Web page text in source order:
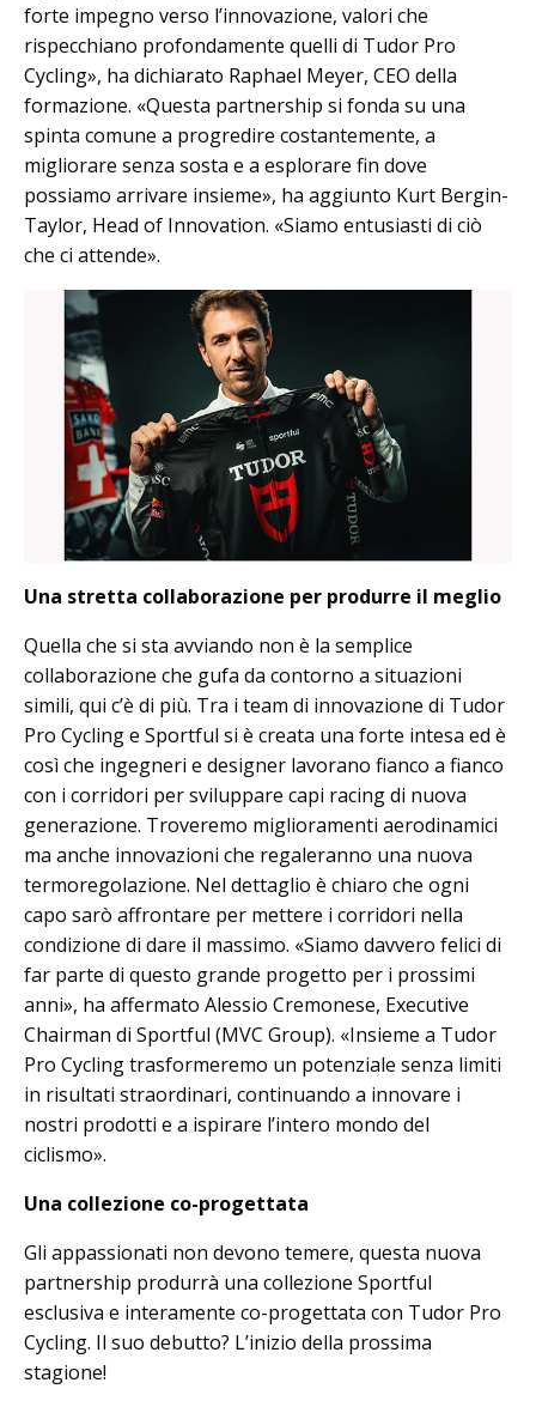
forte impegno verso l’innovazione, valori che
rispecchiano profondamente quelli di Tudor Pro
Cycling», ha dichiarato Raphael Meyer, CEO della
formazione. «Questa partnership si fonda su una
spinta comune a progredire costantemente, a
migliorare senza sosta e a esplorare fin dove
possiamo arrivare insieme», ha aggiunto Kurt Bergin-
Taylor, Head of Innovation. «Siamo entusiasti di ciò
che ci attende».
Una stretta collaborazione per produrre il meglio
Quella che si sta avviando non è la semplice
collaborazione che gufa da contorno a situazioni
simili, qui c’è di più. Tra i team di innovazione di Tudor
Pro Cycling e Sportful si è creata una forte intesa ed è
così che ingegneri e designer lavorano fianco a fianco
con i corridori per sviluppare capi racing di nuova
generazione. Troveremo miglioramenti aerodinamici
ma anche innovazioni che regaleranno una nuova
termoregolazione. Nel dettaglio è chiaro che ogni
capo sarò affrontare per mettere i corridori nella
condizione di dare il massimo. «Siamo davvero felici di
far parte di questo grande progetto per i prossimi
anni», ha affermato Alessio Cremonese, Executive
Chairman di Sportful (MVC Group). «Insieme a Tudor
Pro Cycling trasformeremo un potenziale senza limiti
in risultati straordinari, continuando a innovare i
nostri prodotti e a ispirare l’intero mondo del
ciclismo».
Una collezione co-progettata
Gli appassionati non devono temere, questa nuova
partnership produrrà una collezione Sportful
esclusiva e interamente co-progettata con Tudor Pro
Cycling. Il suo debutto? L’inizio della prossima
stagione!